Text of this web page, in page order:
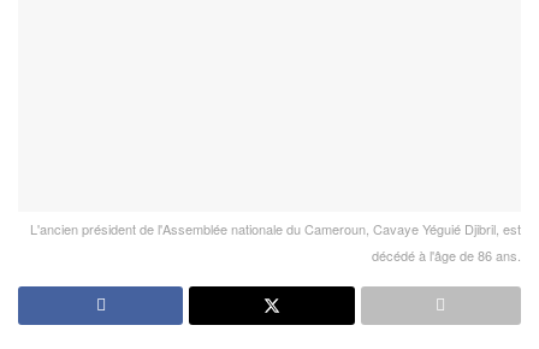
L'ancien président de l'Assemblée nationale du Cameroun, Cavaye Yéguié Djibril, est
décédé à l'âge de 86 ans.